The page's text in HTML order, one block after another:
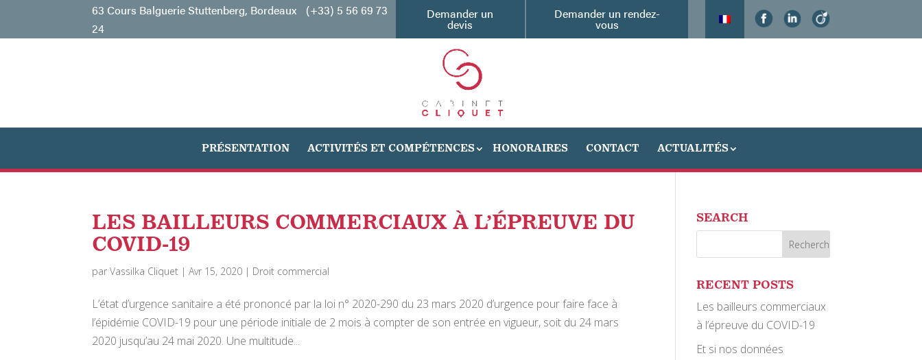
63 Cours Balguerie Stuttenberg, Bordeaux
(+33) 5 56 69 73
24
Demander un
devis
Demander un rendez-
vous
PRÉSENTATION ACTIVITÉS ET COMPÉTENCES HONORAIRES CONTACT ACTUALITÉS
LES BAILLEURS COMMERCIAUX À L’ÉPREUVE DU
COVID-19
parVassilka Cliquet |Avr 15, 2020 | Droit commercial
L’état d’urgence sanitaire a été prononcé par la loi n° 2020-290 du 23 mars 2020 d’urgence pour faire face à
l’épidémie COVID-19 pour une période initiale de 2 mois à compter de son entrée en vigueur, soit du 24 mars
2020 jusqu’au 24 mai 2020. Une multitude...
SEARCH
RECENT POSTS
Les bailleurs commerciaux
à l’épreuve du COVID-19
Et si nos données